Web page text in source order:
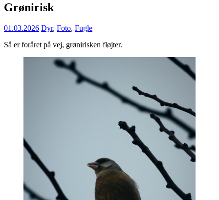
Grønirisk
01.03.2026 Dyr, Foto, Fugle
Så er foråret på vej, grønirisken fløjter.